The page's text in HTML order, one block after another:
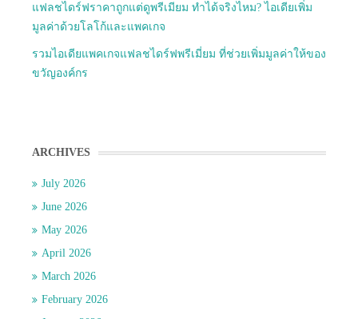
แฟลชไดร์ฟราคาถูกแต่ดูพรีเมียม ทำได้จริงไหม? ไอเดียเพิ่ม
มูลค่าด้วยโลโก้และแพคเกจ
รวมไอเดียแพคเกจแฟลชไดร์ฟพรีเมี่ยม ที่ช่วยเพิ่มมูลค่าให้ของ
ขวัญองค์กร
ARCHIVES
July 2026
June 2026
May 2026
April 2026
March 2026
February 2026